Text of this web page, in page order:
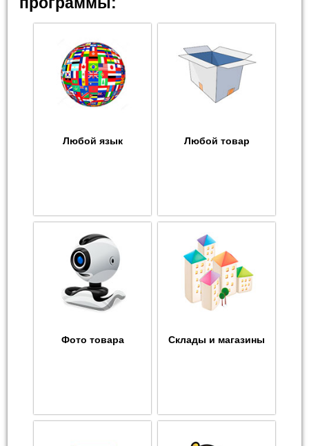
Любой язык Любой товар
Фото товара Склады и магазины